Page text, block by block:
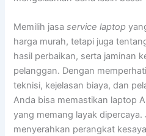
Memilih jasaservice laptop
harga murah, tetapi juga
hasil perbaikan, serta jaminan
pelanggan. Dengan
teknisi, kejelasan biaya, dan
Anda bisa memastikan laptop
yang memang layak dipercaya.
menyerahkan perangkat